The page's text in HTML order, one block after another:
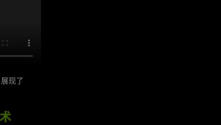
现了